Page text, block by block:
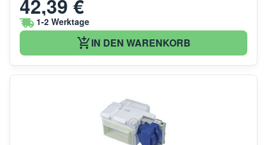
42,39 €
1-2 Werktage
IN DEN WARENKORB